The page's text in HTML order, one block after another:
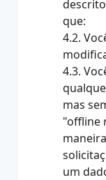
que:
4.2.
4.3.
mas
"offline
um